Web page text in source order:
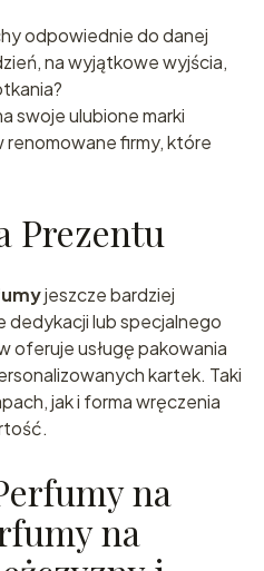
odpowiednie do danej
na wyjątkowe wyjścia,
swoje ulubione marki
firmy, które
Prezentu
jeszcze bardziej
dedykacji lub specjalnego
oferuje usługę pakowania
kartek. Taki
jak i forma wręczenia
na
na